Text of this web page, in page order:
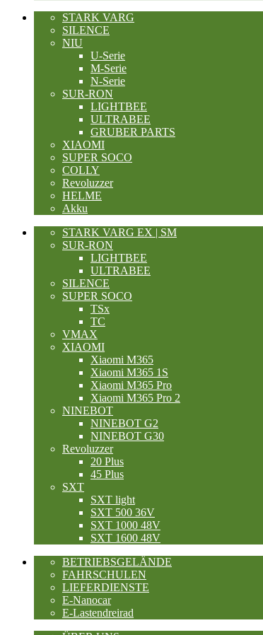
STARK VARG
SILENCE
NIU
U-Serie
M-Serie
N-Serie
SUR-RON
LIGHTBEE
ULTRABEE
GRUBER PARTS
XIAOMI
SUPER SOCO
COLLY
Revoluzzer
HELME
Akku
STARK VARG EX | SM
SUR-RON
LIGHTBEE
ULTRABEE
SILENCE
SUPER SOCO
TSx
TC
VMAX
XIAOMI
Xiaomi M365
Xiaomi M365 1S
Xiaomi M365 Pro
Xiaomi M365 Pro 2
NINEBOT
NINEBOT G2
NINEBOT G30
Revoluzzer
20 Plus
45 Plus
SXT
SXT light
SXT 500 36V
SXT 1000 48V
SXT 1600 48V
BETRIEBSGELÄNDE
FAHRSCHULEN
LIEFERDIENSTE
E-Nanocar
E-Lastendreirad